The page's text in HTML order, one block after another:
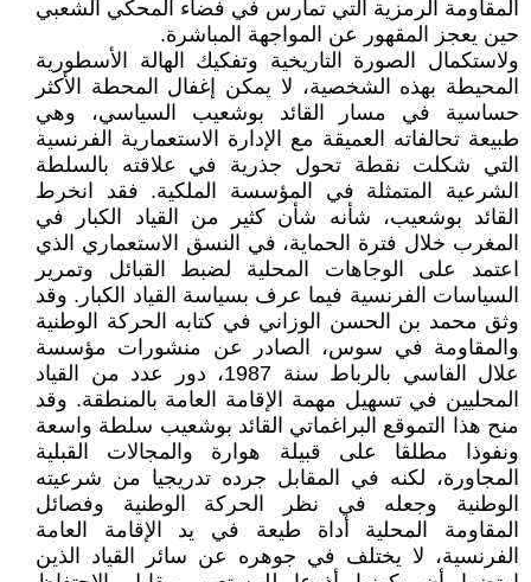
المقاومة الرمزية التي تمارس في فضاء المحكي الشعبي
حين يعجز المقهور عن المواجهة المباشرة.
ولاستكمال الصورة التاريخية وتفكيك الهالة الأسطورية
المحيطة بهذه الشخصية، لا يمكن إغفال المحطة الأكثر
حساسية في مسار القائد بوشعيب السياسي، وهي
طبيعة تحالفاته العميقة مع الإدارة الاستعمارية الفرنسية
التي شكلت نقطة تحول جذرية في علاقته بالسلطة
الشرعية المتمثلة في المؤسسة الملكية. فقد انخرط
القائد بوشعيب، شأنه شأن كثير من القياد الكبار في
المغرب خلال فترة الحماية، في النسق الاستعماري الذي
اعتمد على الوجاهات المحلية لضبط القبائل وتمرير
السياسات الفرنسية فيما عرف بسياسة القياد الكبار. وقد
وثق محمد بن الحسن الوزاني في كتابه الحركة الوطنية
والمقاومة في سوس، الصادر عن منشورات مؤسسة
علال الفاسي بالرباط سنة 1987، دور عدد من القياد
المحليين في تسهيل مهمة الإقامة العامة بالمنطقة. وقد
منح هذا التموقع البراغماتي القائد بوشعيب سلطة واسعة
ونفوذا مطلقا على قبيلة هوارة والمجالات القبلية
المجاورة، لكنه في المقابل جرده تدريجيا من شرعيته
الوطنية وجعله في نظر الحركة الوطنية وفصائل
المقاومة المحلية أداة طيعة في يد الإقامة العامة
الفرنسية، لا يختلف في جوهره عن سائر القياد الذين